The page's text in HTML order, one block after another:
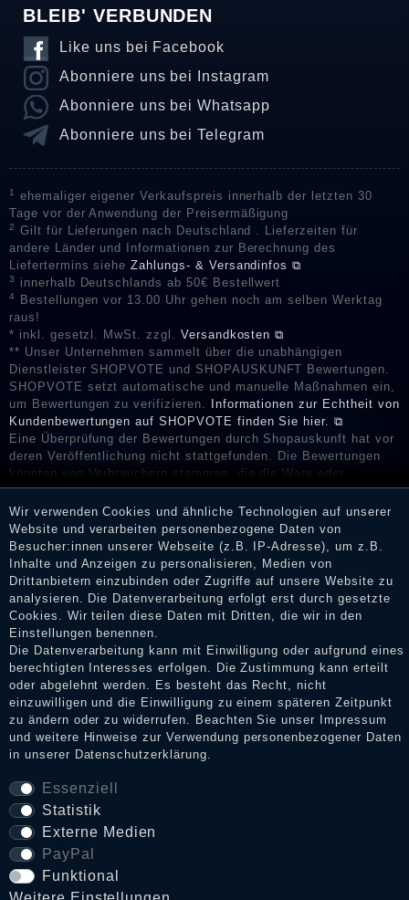
BLEIB' VERBUNDEN
Like uns bei Facebook
Abonniere uns bei Instagram
Abonniere uns bei Whatsapp
Abonniere uns bei Telegram
1
ehemaliger eigener Verkaufspreis innerhalb der letzten 30
Tage vor der Anwendung der Preisermäßigung
2
Gilt für Lieferungen nach Deutschland . Lieferzeiten für
andere Länder und Informationen zur Berechnung des
Liefertermins sieheZahlungs- & Versandinfos ⧉
3 innerhalb Deutschlands ab 50€ Bestellwert
4
Bestellungen vor 13.00 Uhr gehen noch am selben Werktag
raus!
* inkl. gesetzl. MwSt. zzgl. Versandkosten ⧉
** Unser Unternehmen sammelt über die unabhängigen
Dienstleister SHOPVOTE und SHOPAUSKUNFT Bewertungen.
SHOPVOTE setzt automatische und manuelle Maßnahmen ein,
um Bewertungen zu verifizieren.
Informationen zur Echtheit von
Kundenbewertungen auf SHOPVOTE finden Sie hier. ⧉
Eine Überprüfung der Bewertungen durch Shopauskunft hat vor
deren Veröffentlichung nicht stattgefunden. Die Bewertungen
könnten von Verbrauchern stammen, die die Ware oder
Dienstleistungen gar nicht erworben oder genutzt haben. Nach
Erhalt einer Benachrichtigungs-E-Mail können Händler die
Bewertungen verifizieren und über die erfolgte Verifizierung im
Shop informieren.
Impressum
Daten­schutz­erklärung
AGB
Widerrufs­recht
VERTRAG WIDERRUFEN
Wir verwenden Cookies und ähnliche Technologien auf unserer
Website und verarbeiten personenbezogene Daten von
Besucher:innen unserer Webseite (z.B. IP-Adresse), um z.B.
Inhalte und Anzeigen zu personalisieren, Medien von
Drittanbietern einzubinden oder Zugriffe auf unsere Website zu
analysieren. Die Datenverarbeitung erfolgt erst durch gesetzte
Cookies. Wir teilen diese Daten mit Dritten, die wir in den
Einstellungen benennen.
Die Datenverarbeitung kann mit Einwilligung oder aufgrund eines
berechtigten Interesses erfolgen. Die Zustimmung kann erteilt
oder abgelehnt werden. Es besteht das Recht, nicht
einzuwilligen und die Einwilligung zu einem späteren Zeitpunkt
zu ändern oder zu widerrufen. Beachten Sie unser
Impressum
und weitere Hinweise zur Verwendung personenbezogener Daten
in unserer Daten­schutz­erklärung.
Essenziell
Statistik
Externe Medien
PayPal
Funktional